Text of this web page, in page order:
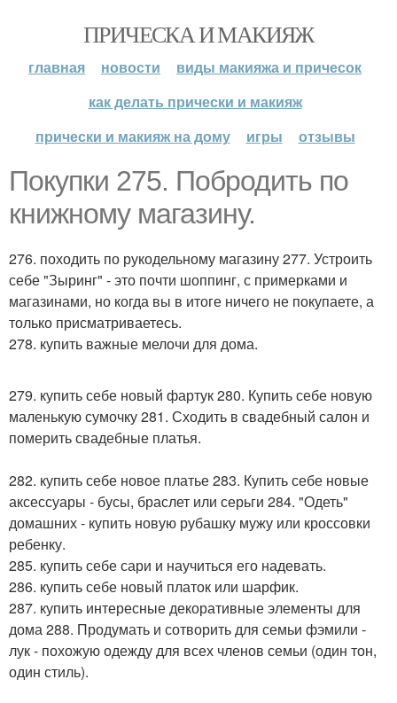
ПРИЧЕСКА И МАКИЯЖ
главная новости
виды макияжа и причесок
как делать прически и макияж
прически и макияж на дому
игры отзывы
Покупки 275. Побродить по
книжному магазину.
276. походить по рукодельному магазину 277. Устроить
себе "Зыринг" - это почти шоппинг, с примерками и
магазинами, но когда вы в итоге ничего не покупаете, а
только присматриваетесь.
278. купить важные мелочи для дома.
279. купить себе новый фартук 280. Купить себе новую
маленькую сумочку 281. Сходить в свадебный салон и
померить свадебные платья.
282. купить себе новое платье 283. Купить себе новые
аксессуары - бусы, браслет или серьги 284. "Одеть"
домашних - купить новую рубашку мужу или кроссовки
ребенку.
285. купить себе сари и научиться его надевать.
286. купить себе новый платок или шарфик.
287. купить интересные декоративные элементы для
дома 288. Продумать и сотворить для семьи фэмили -
лук - похожую одежду для всех членов семьи (один тон,
один стиль).